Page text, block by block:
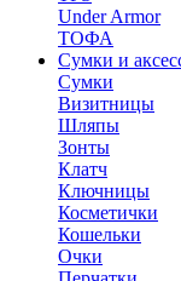
Under Armor
ТОФА
Сумки и
Сумки
Визитницы
Шляпы
Зонты
Клатч
Ключницы
Косметички
Кошельки
Очки